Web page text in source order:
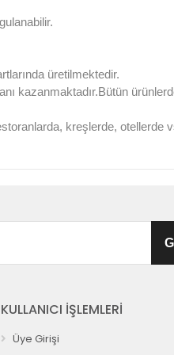
üretilmektedir.
kazanmaktadır.Bütün
kreşlerde, otellerde
KULLANICI İŞLEMLERİ
Üye Girişi